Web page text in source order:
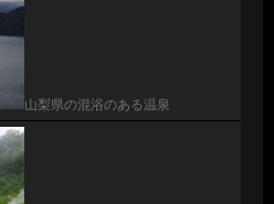
山梨県の混浴のある温泉